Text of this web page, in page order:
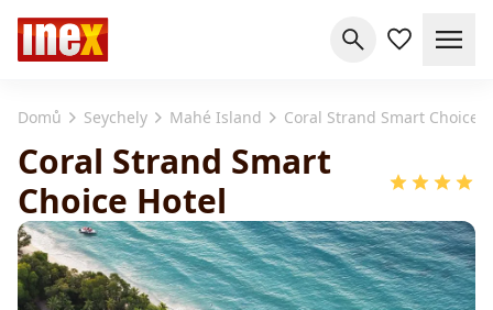
Domů Seychely Mahé Island Coral Strand Smart Choice
Coral Strand Smart
Choice Hotel